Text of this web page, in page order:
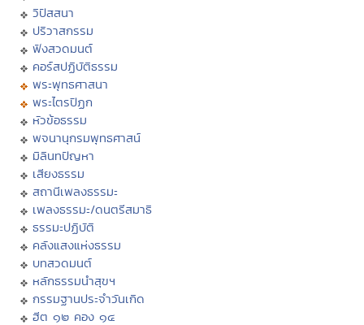
วิปัสสนา
ปริวาสกรรม
ฟังสวดมนต์
คอร์สปฏิบัติธรรม
พระพุทธศาสนา
พระไตรปิฏก
หัวข้อธรรม
พจนานุกรมพุทธศาสน์
มิลินทปัญหา
เสียงธรรม
สถานีเพลงธรรมะ
เพลงธรรมะ/ดนตรีสมาธิ
ธรรมะปฏิบัติ
คลังแสงแห่งธรรม
บทสวดมนต์
หลักธรรมนำสุขฯ
กรรมฐานประจำวันเกิด
ฮีต ๑๒ คอง ๑๔